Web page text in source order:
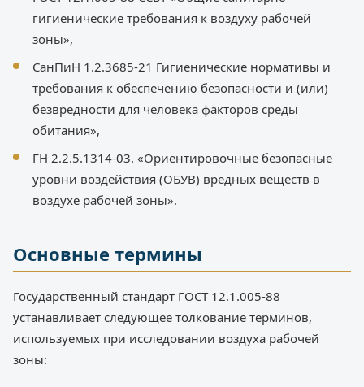
гигиенические требования к воздуху рабочей
зоны»,
СанПиН 1.2.3685-21 Гигиенические нормативы и
требования к обеспечению безопасности и (или)
безвредности для человека факторов среды
обитания»,
ГН 2.2.5.1314-03. «Ориентировочные безопасные
уровни воздействия (ОБУВ) вредных веществ в
воздухе рабочей зоны».
Основные термины
Государственный стандарт ГОСТ 12.1.005-88
устанавливает следующее толкование терминов,
используемых при исследовании воздуха рабочей
зоны: